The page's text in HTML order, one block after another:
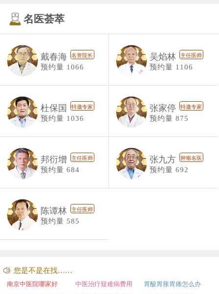
名医荟萃
戴春海 名誉院长
预约量 1066
吴焰林 主任医师
预约量 1106
杜保国 特邀专家
预约量 1036
张家停 特邀专家
预约量 875
邦衍增 主任医师
预约量 684
张九方 肿瘤名医
预约量 692
陈谭林 主任医师
预约量 585
您是不是在找……
南京中医院哪家好 中医治疗疑难病费用
胃酸胃胀胃痛怎么办